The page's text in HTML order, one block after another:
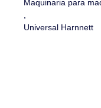
Maquinaria para
Universal Harnnett